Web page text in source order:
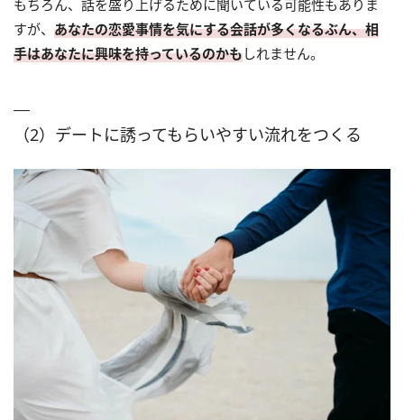
もちろん、話を盛り上げるために聞いている可能性もありま
すが、 あなたの恋愛事情を気にする会話が多くなるぶん、相
手はあなたに興味を持っているのかもしれません。
（2）デートに誘ってもらいやすい流れをつくる